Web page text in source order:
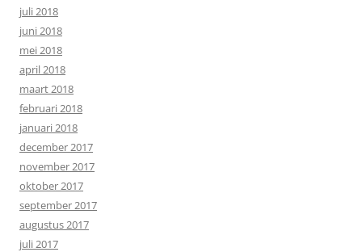
juli 2018
juni 2018
mei 2018
april 2018
maart 2018
februari 2018
januari 2018
december 2017
november 2017
oktober 2017
september 2017
augustus 2017
juli 2017